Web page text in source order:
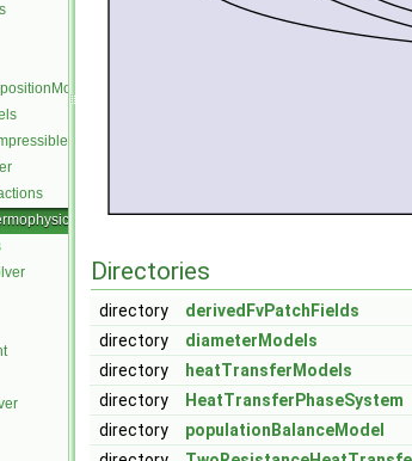
Directories
directory
derivedFvPatchFields
directory
diameterModels
directory
heatTransferModels
directory
HeatTransferPhaseSystem
directory
populationBalanceModel